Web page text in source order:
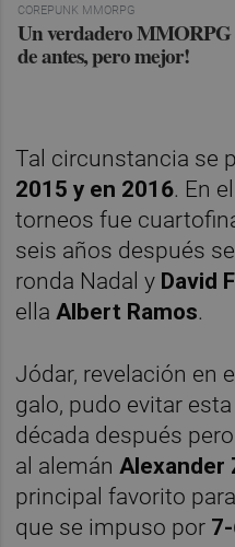
COREPUNK MMORPG
Un verdadero MMORPG
de antes, pero mejor!
Tal circunstancia se
2015 y en 2016. En
torneos fue
seis años después
ronda Nadal y David
ellaAlbert Ramos.
Jódar, revelación en
galo, pudo evitar
década después
al alemánAlexander
principal favorito
que se impuso por